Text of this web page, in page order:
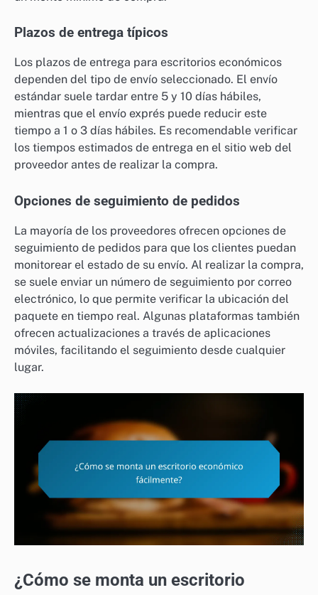
Plazos de entrega típicos
Los plazos de entrega para escritorios económicos
dependen del tipo de envío seleccionado. El envío
estándar suele tardar entre 5 y 10 días hábiles,
mientras que el envío exprés puede reducir este
tiempo a 1 o 3 días hábiles. Es recomendable verificar
los tiempos estimados de entrega en el sitio web del
proveedor antes de realizar la compra.
Opciones de seguimiento de pedidos
La mayoría de los proveedores ofrecen opciones de
seguimiento de pedidos para que los clientes puedan
monitorear el estado de su envío. Al realizar la compra,
se suele enviar un número de seguimiento por correo
electrónico, lo que permite verificar la ubicación del
paquete en tiempo real. Algunas plataformas también
ofrecen actualizaciones a través de aplicaciones
móviles, facilitando el seguimiento desde cualquier
lugar.
¿Cómo se monta un escritorio